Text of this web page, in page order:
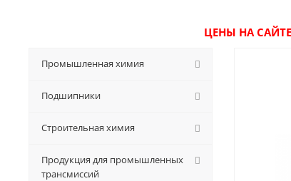
ЦЕНЫ НА
Промышленная химия
Подшипники
Строительная химия
Продукция для промышленных
трансмиссий